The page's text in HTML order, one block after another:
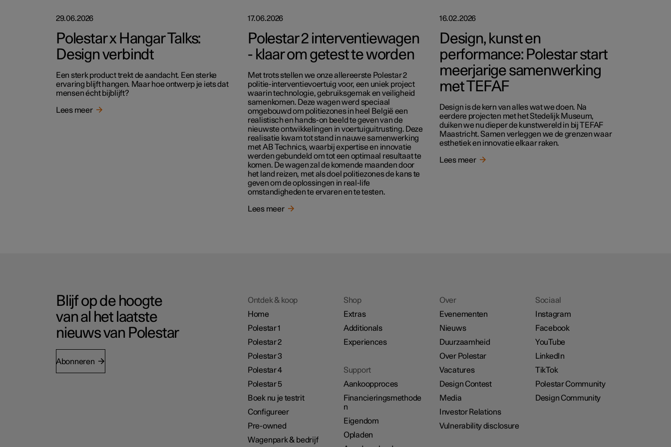
29.06.2026
Polestar x Hangar Talks:
Design verbindt
Een sterk product trekt de aandacht. Een sterke
ervaring blijft hangen. Maar hoe ontwerp je iets dat
mensen écht bijblijft?
Lees meer
17.06.2026
Polestar 2 interventiewagen
- klaar om getest te worden
Met trots stellen we onze allereerste Polestar 2
politie-interventievoertuig voor, een uniek project
waarin technologie, gebruiksgemak en veiligheid
samenkomen. Deze wagen werd speciaal
omgebouwd om politiezones in heel België een
realistisch en hands-on beeld te geven van de
nieuwste ontwikkelingen in voertuiguitrusting. Deze
realisatie kwam tot stand in nauwe samenwerking
met AB Technics, waarbij expertise en innovatie
werden gebundeld om tot een optimaal resultaat te
komen. De wagen zal de komende maanden door
het land reizen, met als doel politiezones de kans te
geven om de oplossingen in real-life
omstandigheden te ervaren en te testen.
Lees meer
16.02.2026
Design, kunst en
performance: Polestar start
meerjarige samenwerking
met TEFAF
Design is de kern van alles wat we doen. Na
eerdere projecten met het Stedelijk Museum,
duiken we nu dieper de kunstwereld in bij TEFAF
Maastricht. Samen verleggen we de grenzen waar
esthetiek en innovatie elkaar raken.
Lees meer
Blijf op de hoogte
van al het laatste
nieuws van Polestar
Abonneren
Ontdek & koop
Home
Polestar 1
Polestar 2
Polestar 3
Polestar 4
Polestar 5
Boek nu je testrit
Configureer
Pre-owned
Wagenpark & bedrijf
Shop
Extras
Additionals
Experiences
Support
Aankoopproces
Financieringsmethode
n
Eigendom
Opladen
Over
Evenementen
Nieuws
Duurzaamheid
Over Polestar
Vacatures
Design Contest
Media
Investor Relations
Vulnerability disclosure
Sociaal
Instagram
Facebook
YouTube
LinkedIn
TikTok
Polestar Community
Design Community